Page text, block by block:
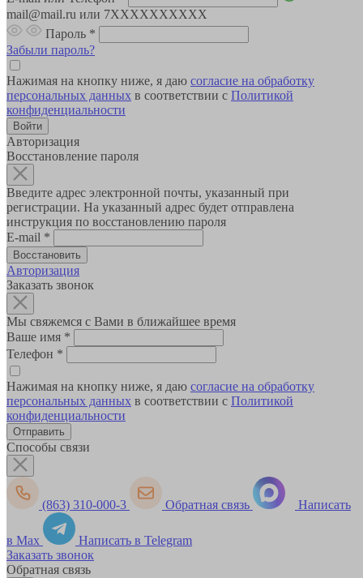
mail@mail.ru или 7XXXXXXXXXX
Пароль *
Забыли пароль?
Нажимая на кнопку ниже, я даю согласие на обработку
персональных данных в соответствии с Политикой
конфиденциальности
Авторизация
Восстановление пароля
Введите адрес электронной почты, указанный при
регистрации. На указанный адрес будет отправлена
инструкция по восстановлению пароля
E-mail *
Авторизация
Заказать звонок
Мы свяжемся с Вами в ближайшее время
Ваше имя *
Телефон *
Нажимая на кнопку ниже, я даю согласие на обработку
персональных данных в соответствии с Политикой
конфиденциальности
Способы связи
(863) 310-000-3 Обратная связь Написать
в Max
Написать в Telegram
Заказать звонок
Обратная связь